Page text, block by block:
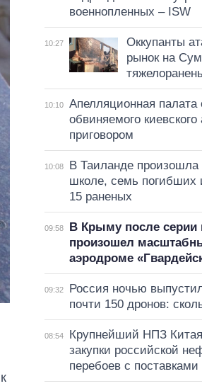
военнопленных – ISW
10:27
Оккупанты
рынок на
10:10
Апелляционная
обвиняемого киевского
приговором
10:08
В Таиланде произошла
школе, семь погибших
15 раненых
09:58
В Крыму после серии
произошел
аэродроме
09:32
Россия ночью
почти 150 дронов:
08:54
Крупнейший НПЗ
закупки российской
перебоев с